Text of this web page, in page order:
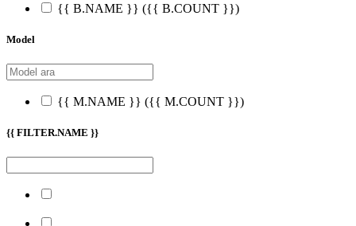
{{ B.NAME }} ({{ B.COUNT }})
Model
{{ M.NAME }} ({{ M.COUNT }})
{{ FILTER.NAME }}